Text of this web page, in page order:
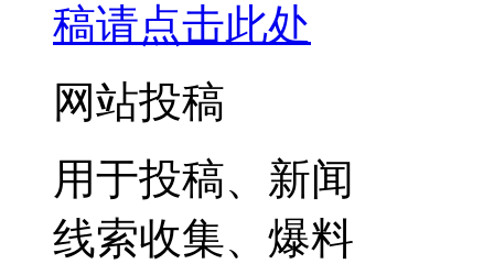
稿请点击此处
网站投稿
用于投稿、新闻
线索收集、爆料